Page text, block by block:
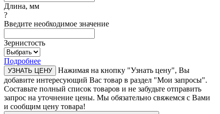
Длина, мм
?
Введите необходимое значение
Зернистость
Подробнее
УЗНАТЬ ЦЕНУ
Нажимая на кнопку "Узнать цену", Вы
добавите интересующий Вас товар в раздел "Мои запросы".
Составьте полный список товаров и не забудьте отправить
запрос на уточнение цены. Мы обязательно свяжемся с Вами
и сообщим цену товара!